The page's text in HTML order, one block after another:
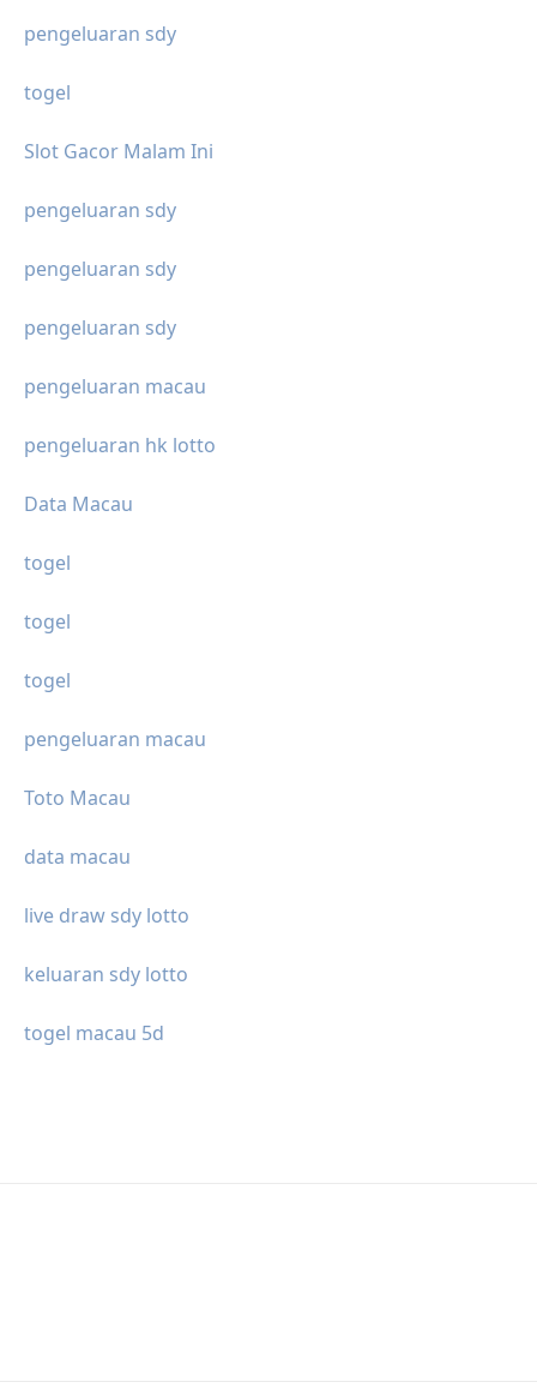
pengeluaran sdy
togel
Slot Gacor Malam Ini
pengeluaran sdy
pengeluaran sdy
pengeluaran sdy
pengeluaran macau
pengeluaran hk lotto
Data Macau
togel
togel
togel
pengeluaran macau
Toto Macau
data macau
live draw sdy lotto
keluaran sdy lotto
togel macau 5d